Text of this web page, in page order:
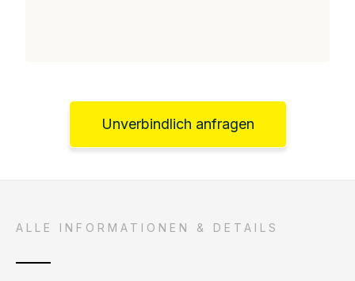
Unverbindlich anfragen
ALLE INFORMATIONEN & DETAILS